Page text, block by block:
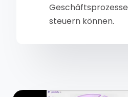
Geschäftsprozesse
steuern können.